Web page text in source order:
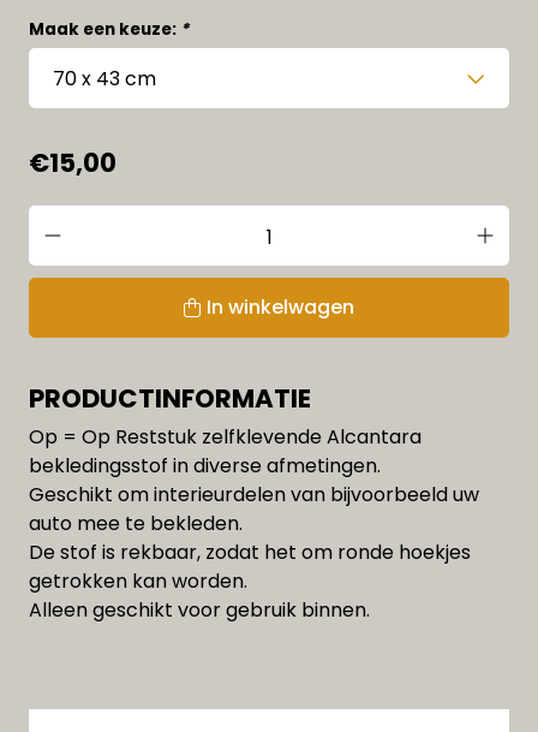
Maak een keuze: *
€15,00
In winkelwagen
PRODUCTINFORMATIE
Op = Op Reststuk zelfklevende Alcantara
bekledingsstof in diverse afmetingen.
Geschikt om interieurdelen van bijvoorbeeld uw
auto mee te bekleden.
De stof is rekbaar, zodat het om ronde hoekjes
getrokken kan worden.
Alleen geschikt voor gebruik binnen.